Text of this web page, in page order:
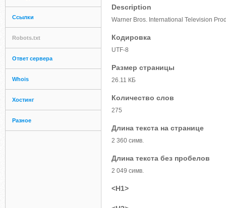
Ссылки
Robots.txt
Ответ сервера
Whois
Хостинг
Разное
Description
Warner Bros. International Television
Кодировка
UTF-8
Размер страницы
26.11 КБ
Количество слов
275
Длина текста на странице
2 360 симв.
Длина текста без пробелов
2 049 симв.
<H1>